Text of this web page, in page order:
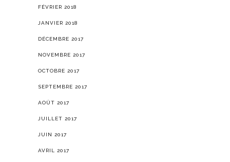
FÉVRIER 2018
JANVIER 2018
DÉCEMBRE 2017
NOVEMBRE 2017
OCTOBRE 2017
SEPTEMBRE 2017
AOÛT 2017
JUILLET 2017
JUIN 2017
AVRIL 2017